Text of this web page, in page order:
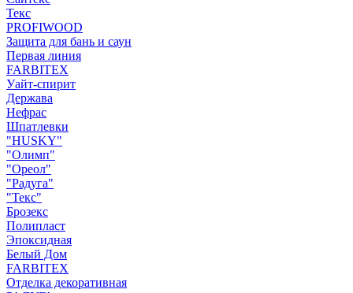
Текс
PROFIWOOD
Защита для бань и саун
Первая линия
FARBITEX
Уайт-спирит
Держава
Нефрас
Шпатлевки
"HUSKY"
"Олимп"
"Ореол"
"Радуга"
"Текс"
Брозекс
Полипласт
Эпоксидная
Белый Дом
FARBITEX
Отделка декоративная